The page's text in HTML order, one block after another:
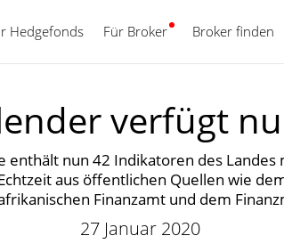
Hedgefonds Für Broker Broker finden
Deutsch
verfügt
nun 42 Indikatoren des
aus öffentlichen Quellen wie
Finanzamt und dem
27 Januar 2020